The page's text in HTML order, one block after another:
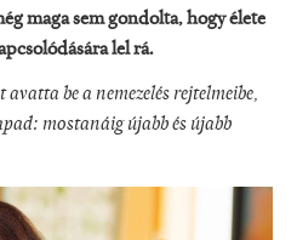
maga sem gondolta, hogy élete
lel rá.
be a nemezelés rejtelmeibe,
mostanáig újabb és újabb